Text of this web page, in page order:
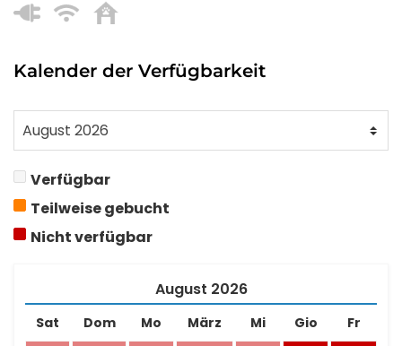
Kalender der Verfügbarkeit
Verfügbar
Teilweise gebucht
Nicht verfügbar
August 2026
Sat Dom Mo März Mi Gio
Fr